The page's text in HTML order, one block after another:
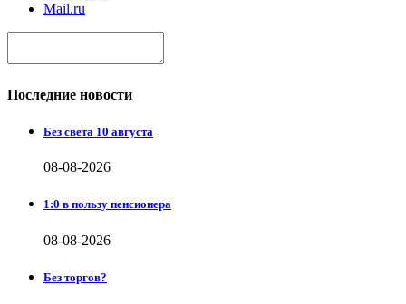
Mail.ru
Последние новости
Без света 10 августа
08-08-2026
1:0 в пользу пенсионера
08-08-2026
Без торгов?